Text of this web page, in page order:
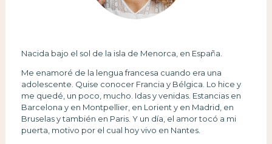
Nacida bajo el sol de la isla de Menorca, en España.
Me enamoré de la lengua francesa cuando era una
adolescente. Quise conocer Francia y Bélgica. Lo hice y
me quedé, un poco, mucho. Idas y venidas. Estancias en
Barcelona y en Montpellier, en Lorient y en Madrid, en
Bruselas y también en Paris. Y un día, el amor tocó a mi
puerta, motivo por el cual hoy vivo en Nantes.